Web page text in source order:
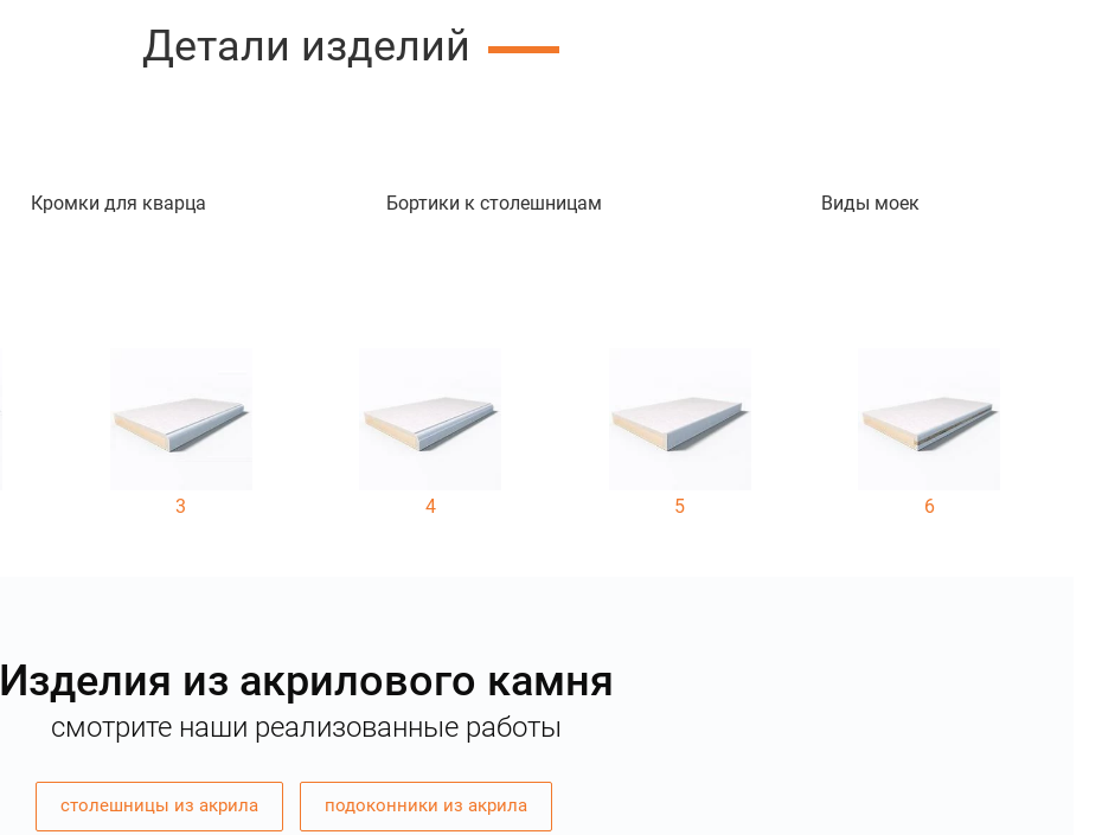
Детали изделий
Кромки для кварца Бортики к столешницам Виды моек
3 4 5 6
Изделия из акрилового камня
смотрите наши реализованные работы
столешницы из акрила подоконники из акрила